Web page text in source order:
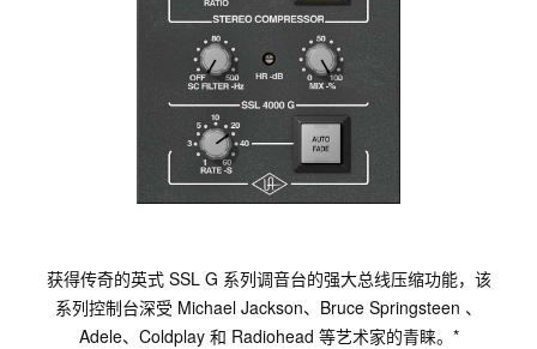
获得传奇的英式 SSL G 系列调音台的强大总线压缩功能，该
系列控制台深受 Michael Jackson、Bruce Springsteen 、
Adele、Coldplay 和 Radiohead 等艺术家的青睐。*